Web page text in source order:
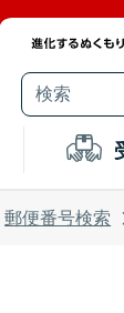
郵便番号検索